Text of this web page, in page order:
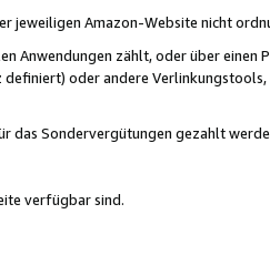
jeweiligen Amazon-Website nicht
Anwendungen zählt, oder über einen
definiert) oder andere
das Sondervergütungen gezahlt
verfügbar sind.